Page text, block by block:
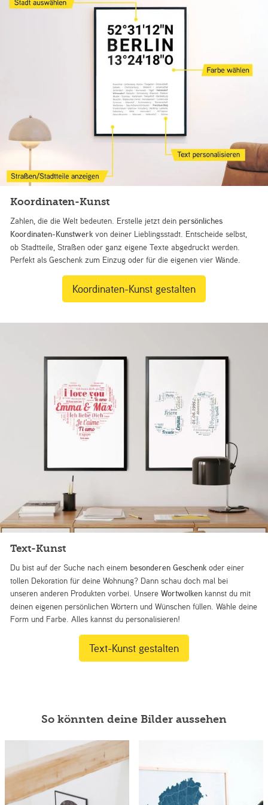
Koordinaten-Kunst
Zahlen, die die Welt bedeuten. Erstelle jetzt dein persönliches
Koordinaten-Kunstwerk von deiner Lieblingsstadt. Entscheide selbst,
ob Stadtteile, Straßen oder ganz eigene Texte abgedruckt werden.
Perfekt als Geschenk zum Einzug oder für die eigenen vier Wände.
Koordinaten-Kunst gestalten
Text-Kunst
Du bist auf der Suche nach einem besonderen Geschenk oder einer
tollen Dekoration für deine Wohnung? Dann schau doch mal bei
unseren anderen Produkten vorbei. UnsereWortwolken kannst du mit
deinen eigenen persönlichen Wörtern und Wünschen füllen. Wähle deine
Form und Farbe. Alles kannst du personalisieren!
Text-Kunst gestalten
So könnten deine Bilder aussehen